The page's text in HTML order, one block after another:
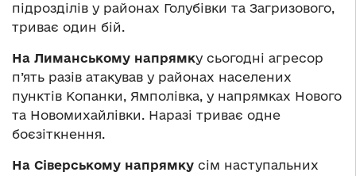
підрозділів у районах Голубівки та Загризового,
триває один бій.
На Лиманському напрямку сьогодні агресор
п’ять разів атакував у районах населених
пунктів Копанки, Ямполівка, у напрямках Нового
та Новомихайлівки. Наразі триває одне
боєзіткнення.
На Сіверському напрямку сім наступальних